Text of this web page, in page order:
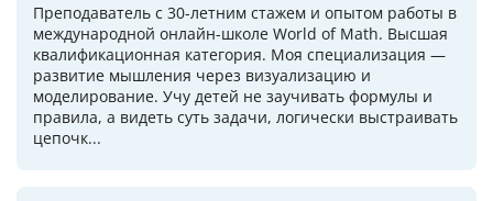
Преподаватель с 30-летним стажем и опытом работы в
международной онлайн-школе World of Math. Высшая
квалификационная категория. Моя специализация —
развитие мышления через визуализацию и
моделирование. Учу детей не заучивать формулы и
правила, а видеть суть задачи, логически выстраивать
цепочк...